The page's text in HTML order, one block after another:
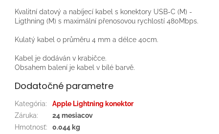
Kvalitní datový a nabíjecí kabel s konektory USB-C (M) -
Ligthning (M) s maximální přenosovou rychlostí 480Mbps.
Kulatý kabel o průměru 4 mm a délce 40cm.
Kabel je dodáván v krabičce.
Obsahem balení je kabel v bílé barvě.
Dodatočné parametre
Kategória:
Apple Lightning konektor
Záruka:
24 mesiacov
Hmotnosť:
0.044 kg